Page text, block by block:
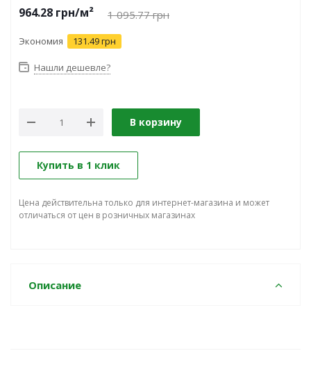
964.28 грн/м² 1 095.77грн
Экономия 131.49 грн
Нашли дешевле?
В корзину
Купить в 1 клик
Цена действительна только для интернет-магазина и может
отличаться от цен в розничных магазинах
Описание